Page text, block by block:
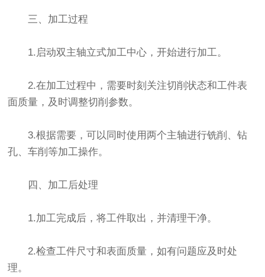
三、加工过程
1.启动双主轴立式加工中心，开始进行加工。
2.在加工过程中，需要时刻关注切削状态和工件表
面质量，及时调整切削参数。
3.根据需要，可以同时使用两个主轴进行铣削、钻
孔、车削等加工操作。
四、加工后处理
1.加工完成后，将工件取出，并清理干净。
2.检查工件尺寸和表面质量，如有问题应及时处
理。